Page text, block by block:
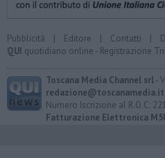
Pubblicità | Editore | Contatti |
QUI quotidiano online - Registrazione
Toscana Media Channel srl-
redazione@toscanamedia.it
Numero Iscrizione al R.O.C:
Fatturazione Elettronica